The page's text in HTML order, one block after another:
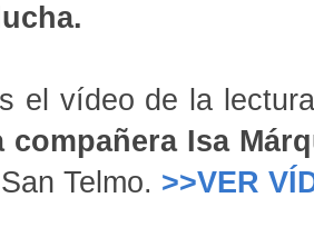
el vídeo de la
compañera Isa
Telmo. >>VER